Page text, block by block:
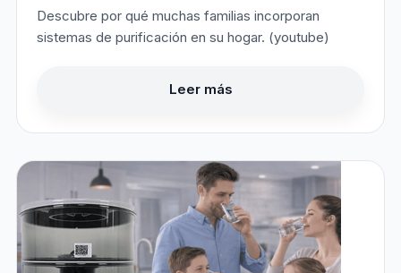
Descubre por qué muchas familias incorporan
sistemas de purificación en su hogar. (youtube)
Leer más